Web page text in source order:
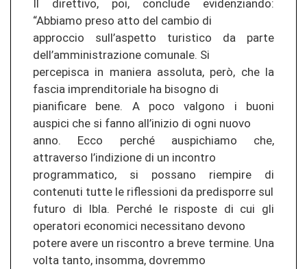
Il direttivo, poi, conclude evidenziando:
“Abbiamo preso atto del cambio di
approccio sull’aspetto turistico da parte
dell’amministrazione comunale. Si
percepisca in maniera assoluta, però, che la
fascia imprenditoriale ha bisogno di
pianificare bene. A poco valgono i buoni
auspici che si fanno all’inizio di ogni nuovo
anno. Ecco perché auspichiamo che,
attraverso l’indizione di un incontro
programmatico, si possano riempire di
contenuti tutte le riflessioni da predisporre sul
futuro di Ibla. Perché le risposte di cui gli
operatori economici necessitano devono
potere avere un riscontro a breve termine. Una
volta tanto, insomma, dovremmo